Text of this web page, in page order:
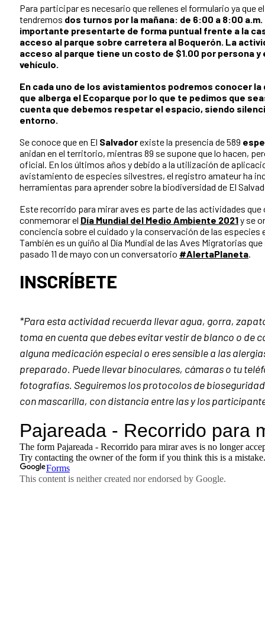
Para participar es necesario que rellenes el formulario ya que
tendremos dos turnos por la mañana: de 6:00 a 8:00
importante presentarte de forma puntual frente a la
acceso al parque sobre carretera al Boquerón. La
acceso al parque tiene un costo de $1.00 por persona y
vehículo.
En cada uno de los avistamientos podremos conocer
que alberga el Ecoparque por lo que te pedimos que
cuenta que debemos respetar el espacio, siendo
entorno.
Se conoce que en El Salvadorexiste la presencia de 589
anidan en el territorio, mientras 89 se supone que lo hacen,
oficial. En los últimos años y debido a la utilización de
avistamiento de especies silvestres, el registro amateur ha
herramientas para aprender sobre la biodiversidad de El
Este recorrido para mirar aves es parte de las actividades
conmemorar el Día Mundial del Medio Ambiente 2021y se
conciencia sobre el cuidado y la conservación de las especies
También es un guiño al Día Mundial de las Aves Migratorias que
pasado 11 de mayo con un conversatorio #AlertaPlaneta
INSCRÍBETE
*Para esta actividadrecuerda llevar agua, gorra,
toma en cuenta que debes evitar vestir de blanco o de
alguna medicación especial o eres sensible a las
preparado. Puede llevar binoculares, cámaras o tu
fotografías. Seguiremos los protocolos de
con mascarilla, con distancia entre las y los